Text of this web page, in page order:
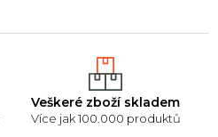
Veškeré zboží skladem
Více jak 100.000 produktů